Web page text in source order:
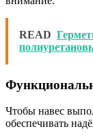
READ
Чтобы навес
обеспечивать